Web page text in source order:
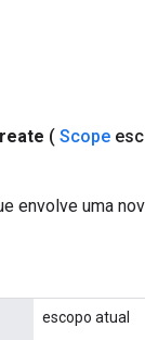
( Scope
envolve uma
escopo atual